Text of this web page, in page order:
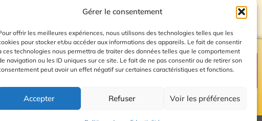
Gérer le consentement
offrir les meilleures expériences, nous utilisons des technologies telles que les
pour stocker et/ou accéder aux informations des appareils. Le fait de consentir
ces technologies nous permettra de traiter des données telles que le comportement
navigation ou les ID uniques sur ce site. Le fait de ne pas consentir ou de retirer son
peut avoir un effet négatif sur certaines caractéristiques et fonctions.
Accepter Refuser Voir les préférences
Plan du site